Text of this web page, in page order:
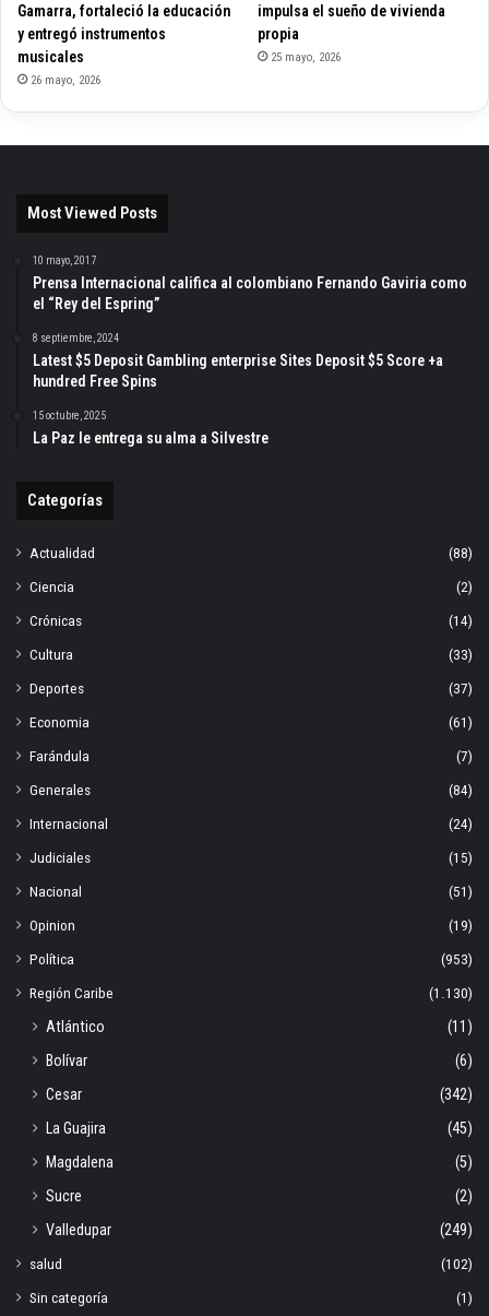
Gamarra, fortaleció la educación
y entregó instrumentos
musicales
26 mayo, 2026
impulsa el sueño de vivienda
propia
25 mayo, 2026
Most Viewed Posts
10 mayo, 2017
Prensa Internacional califica al colombiano Fernando Gaviria como
el “Rey del Espring”
8 septiembre, 2024
Latest $5 Deposit Gambling enterprise Sites Deposit $5 Score +a
hundred Free Spins
15 octubre, 2025
La Paz le entrega su alma a Silvestre
Categorías
Actualidad
(88)
Ciencia
(2)
Crónicas
(14)
Cultura
(33)
Deportes
(37)
Economia
(61)
Farándula
(7)
Generales
(84)
Internacional
(24)
Judiciales
(15)
Nacional
(51)
Opinion
(19)
Política
(953)
Región Caribe
(1.130)
Atlántico
(11)
Bolívar
(6)
Cesar
(342)
La Guajira
(45)
Magdalena
(5)
Sucre
(2)
Valledupar
(249)
salud
(102)
Sin categoría
(1)